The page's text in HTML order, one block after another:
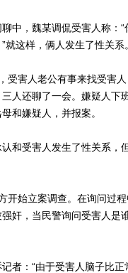
，魏某调侃受害人称：“
就这样，俩人发生了性关系。
害人老公有事来找受害人
人还聊了一会。嫌疑人下
和嫌疑人，并报案。
受害人发生了性关系，
始立案调查。在询问过程
奸，当民警询问受害人是
：“由于受害人脑子比正